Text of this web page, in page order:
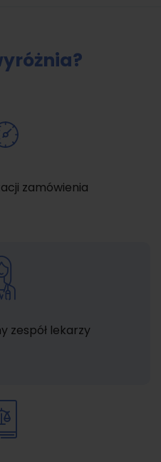
zamówienia
zespół lekarzy